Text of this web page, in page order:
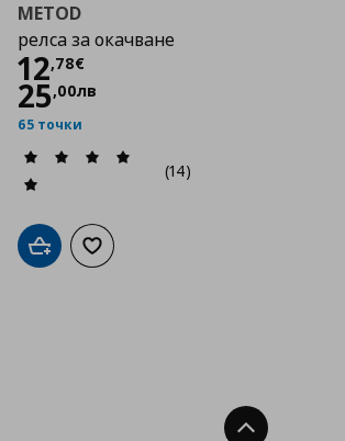
METOD
релса за окачване
12,78€
Цена
25,00лв
65 точки
(14)
Добави в кошницата
Добави към списъка с любими
Нагоре